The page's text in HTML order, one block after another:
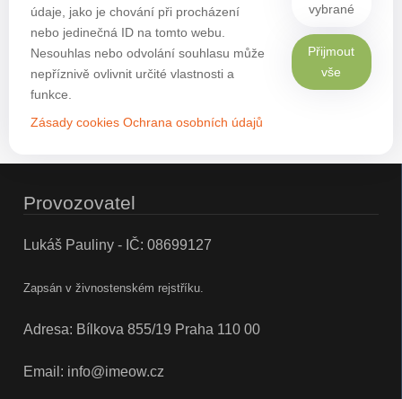
údaje, jako je chování při procházení
nebo jedinečná ID na tomto webu.
Nesouhlas nebo odvolání souhlasu může
nepříznivě ovlivnit určité vlastnosti a
funkce.
Zásady cookies Ochrana osobních údajů
vybrané
Přijmout
vše
Provozovatel
Lukáš Pauliny - IČ: 08699127
Zapsán v živnostenském rejstříku.
Adresa: Bílkova 855/19 Praha 110 00
Email: info@imeow.cz